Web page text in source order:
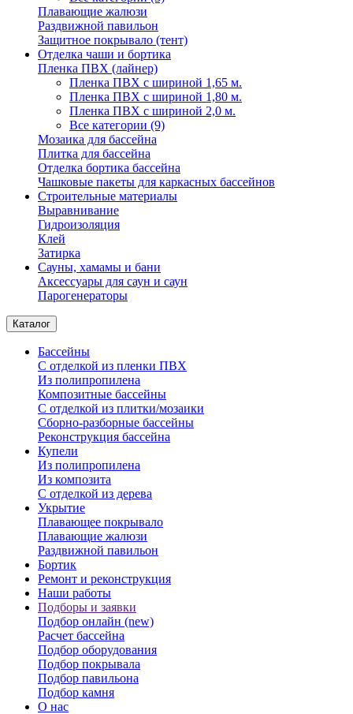
Плавающие жалюзи
Раздвижной павильон
Защитное покрывало (тент)
Отделка чаши и бортика
Пленка ПВХ (лайнер)
Пленка ПВХ с шириной 1,65 м.
Пленка ПВХ с шириной 1,80 м.
Пленка ПВХ с шириной 2,0 м.
Все категории (9)
Мозаика для бассейна
Плитка для бассейна
Отделка бортика бассейна
Чашковые пакеты для каркасных бассейнов
Строительные материалы
Выравнивание
Гидроизоляция
Клей
Затирка
Сауны, хамамы и бани
Аксессуары для саун и саун
Парогенераторы
Каталог
Бассейны
С отделкой из пленки ПВХ
Из полипропилена
Композитные бассейны
С отделкой из плитки/мозаики
Сборно-разборные бассейны
Реконструкция бассейна
Купели
Из полипропилена
Из композита
С отделкой из дерева
Укрытие
Плавающее покрывало
Плавающие жалюзи
Раздвижной павильон
Бортик
Ремонт и реконструкция
Наши работы
Подборы и заявки
Подбор онлайн (new)
Расчет бассейна
Подбор оборудования
Подбор покрывала
Подбор павильона
Подбор камня
О нас